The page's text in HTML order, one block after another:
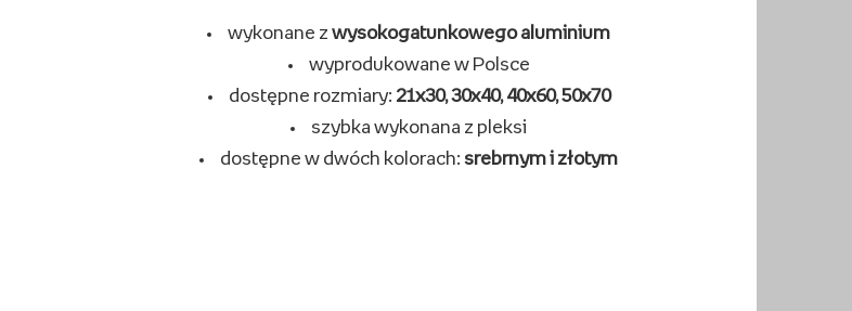
wykonane z wysokogatunkowego aluminium
wyprodukowane w Polsce
dostępne rozmiary: 21x30, 30x40, 40x60, 50x70
szybka wykonana z pleksi
dostępne w dwóch kolorach: srebrnym i złotym